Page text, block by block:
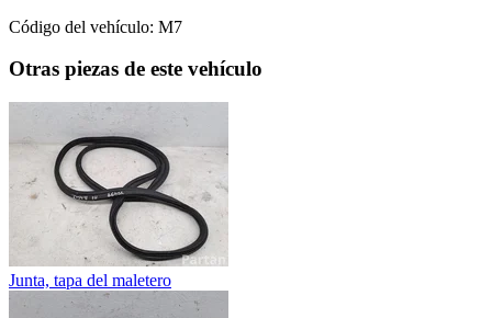
Código del vehículo: M7
Otras piezas de este vehículo
Junta, tapa del maletero